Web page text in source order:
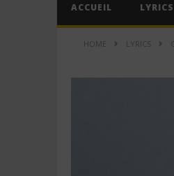
ACCUEIL LYRICS
HOME LYRICS